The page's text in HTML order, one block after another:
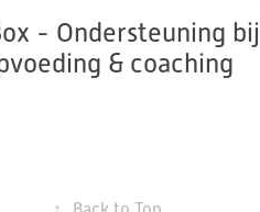
- Ondersteuning bij
& coaching